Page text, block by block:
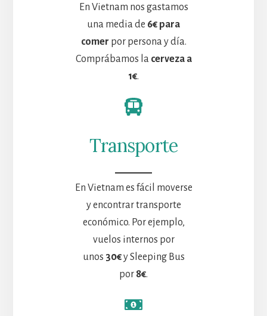
En Vietnam nos gastamos
una media de 6€ para
comer por persona y día.
Comprábamos la cerveza a
1€.
Transporte
En Vietnam es fácil moverse
y encontrar transporte
económico. Por ejemplo,
vuelos internos por
unos 30€y Sleeping Bus
por 8€.